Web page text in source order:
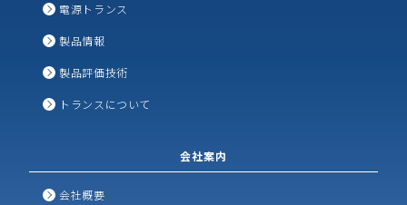
電源トランス
製品情報
製品評価技術
トランスについて
会社案内
会社概要